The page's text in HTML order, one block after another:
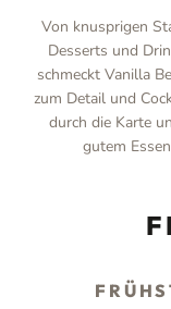
Von knusprigen
Desserts und
schmeckt Vanilla
zum Detail und
durch die Karte
gutem